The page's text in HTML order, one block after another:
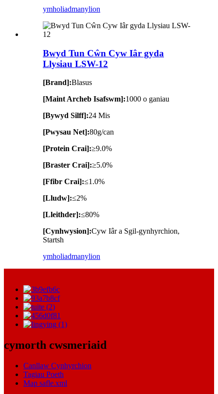
ymholiadmanylion
Bwyd Tun Cŵn Cyw Iâr gyda
Llysiau LSW-12
[Brand]:Blasus
[Maint Archeb Isafswm]:1000 o ganiau
[Bywyd Silff]:24 Mis
[Pwysau Net]:80g/can
[Protein Crai]:≥9.0%
[Braster Crai]:≥5.0%
[Ffibr Crai]:≤1.0%
[Lludw]:≤2%
[Lleithder]:≤80%
[Cynhwysion]:Cyw Iâr a Sgil-gynhyrchion,
Startsh
ymholiadmanylion
cymorth cwsmeriaid
Canllaw Cynhyrchion
Tagiau Poeth
Map safle.xml